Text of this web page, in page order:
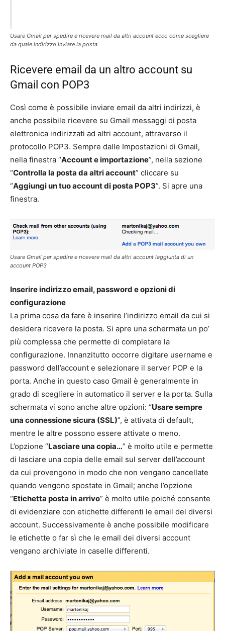
Usare Gmail per spedire e ricevere mail da altri account ecco come scegliere
da quale indirizzo inviare la posta
Ricevere email da un altro account su
Gmail con POP3
Così come è possibile inviare email da altri indirizzi, è
anche possibile ricevere su Gmail messaggi di posta
elettronica indirizzati ad altri account, attraverso il
protocollo POP3. Sempre dalle Impostazioni di Gmail,
nella finestra “Account e importazione”, nella sezione
“Controlla la posta da altri account” cliccare su
“Aggiungi un tuo account di posta POP3”. Si apre una
finestra.
Usare Gmail per spedire e ricevere mail da altri account laggiunta di un
account POP3
Inserire indirizzo email, password e opzioni di
configurazione
La prima cosa da fare è inserire l’indirizzo email da cui si
desidera ricevere la posta. Si apre una schermata un po’
più complessa che permette di completare la
configurazione. Innanzitutto occorre digitare username e
password dell’account e selezionare il server POP e la
porta. Anche in questo caso Gmail è generalmente in
grado di scegliere in automatico il server e la porta. Sulla
schermata vi sono anche altre opzioni: “Usare sempre
una connessione sicura (SSL)”, è attivata di default,
mentre le altre possono essere attivate o meno.
L’opzione “Lasciare una copia…” è molto utile e permette
di lasciare una copia delle email sul server dell’account
da cui provengono in modo che non vengano cancellate
quando vengono spostate in Gmail; anche l’opzione
“Etichetta posta in arrivo” è molto utile poiché consente
di evidenziare con etichette differenti le email dei diversi
account. Successivamente è anche possibile modificare
le etichette o far sì che le email dei diversi account
vengano archiviate in caselle differenti.